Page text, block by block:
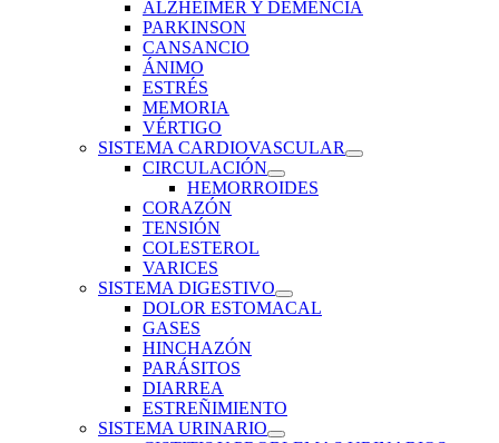
ALZHEIMER Y DEMENCIA
PARKINSON
CANSANCIO
ÁNIMO
ESTRÉS
MEMORIA
VÉRTIGO
SISTEMA CARDIOVASCULAR
CIRCULACIÓN
HEMORROIDES
CORAZÓN
TENSIÓN
COLESTEROL
VARICES
SISTEMA DIGESTIVO
DOLOR ESTOMACAL
GASES
HINCHAZÓN
PARÁSITOS
DIARREA
ESTREÑIMIENTO
SISTEMA URINARIO